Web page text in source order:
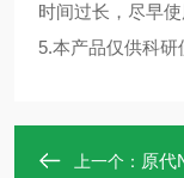
时间过长，尽早使
5.本产品仅供科研
上一个： 原代